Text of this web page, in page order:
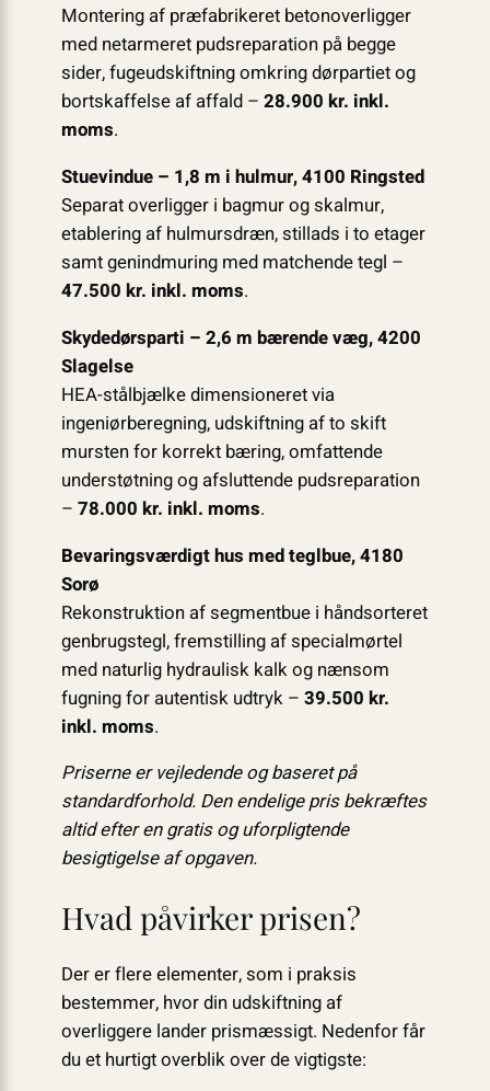
Montering af præfabrikeret betonoverligger
med netarmeret pudsreparation på begge
sider, fugeudskiftning omkring dørpartiet og
bortskaffelse af affald – 28.900 kr. inkl.
moms.
Stuevindue – 1,8 m i hulmur, 4100 Ringsted
Separat overligger i bagmur og skalmur,
etablering af hulmursdræn, stillads i to etager
samt genindmuring med matchende tegl –
47.500 kr. inkl. moms.
Skydedørsparti – 2,6 m bærende væg, 4200
Slagelse
HEA-stålbjælke dimensioneret via
ingeniørberegning, udskiftning af to skift
mursten for korrekt bæring, omfattende
understøtning og afsluttende pudsreparation
– 78.000 kr. inkl. moms.
Bevaringsværdigt hus med teglbue, 4180
Sorø
Rekonstruktion af segmentbue i håndsorteret
genbrugstegl, fremstilling af specialmørtel
med naturlig hydraulisk kalk og nænsom
fugning for autentisk udtryk – 39.500 kr.
inkl. moms.
Priserne er vejledende og baseret på
standard­forhold. Den endelige pris bekræftes
altid efter en gratis og uforpligtende
besigtigelse af opgaven.
Hvad påvirker prisen?
Der er flere elementer, som i praksis
bestemmer, hvor din udskiftning af
overliggere lander prismæssigt. Nedenfor får
du et hurtigt overblik over de vigtigste: